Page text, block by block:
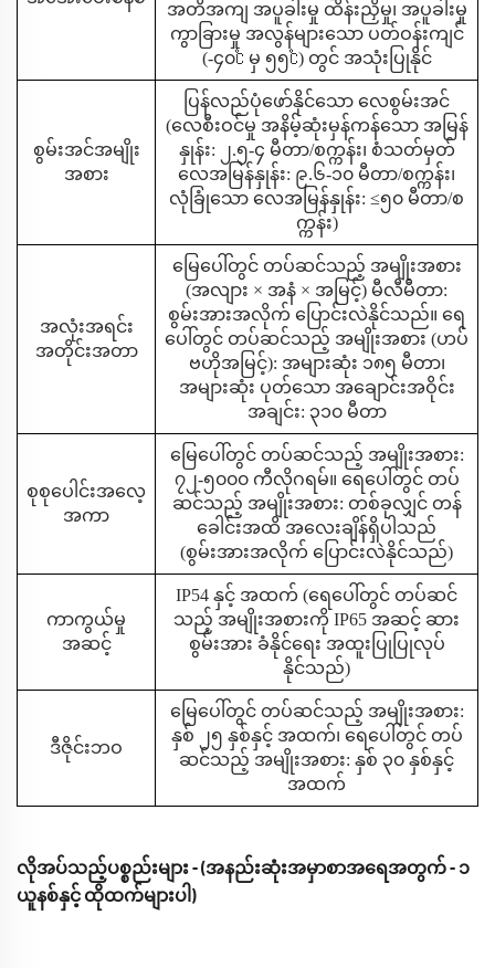
အတိအကျ အပူခါးမှု ထိန်းညှိမှု၊ အပူခါးမှု
ကွာခြားမှု အလွန်များသော ပတ်ဝန်းကျင်
(-၄၀℃ မှ ၅၅℃) တွင် အသုံးပြုနိုင်
စွမ်းအင်အမျိုး
အစား
ပြန်လည်ပုံဖော်နိုင်သော လေစွမ်းအင်
(လေစီးဝင်မှု အနိမ့်ဆုံးမှန်ကန်သော အမြန်
နှုန်း: ၂.၅-၄ မီတာ/စက္ကန်း၊ စံသတ်မှတ်
လေအမြန်နှုန်း: ၉.၆-၁၀ မီတာ/စက္ကန်း၊
လုံခြုံသော လေအမြန်နှုန်း: ≤၅၀ မီတာ/စ
က္ကန်း)
အလုံးအရင်း
အတိုင်းအတာ
မြေပေါ်တွင် တပ်ဆင်သည့် အမျိုးအစား
(အလျား × အနံ × အမြင့်) မီလီမီတာ:
စွမ်းအားအလိုက် ပြောင်းလဲနိုင်သည်။ ရေ
ပေါ်တွင် တပ်ဆင်သည့် အမျိုးအစား (ဟပ်
ဗဟိုအမြင့်): အများဆုံး ၁၈၅ မီတာ၊
အများဆုံး ပုတ်သော အချောင်းအဝိုင်း
အချင်း: ၃၁၀ မီတာ
စုစုပေါင်းအလေ့
အကာ
မြေပေါ်တွင် တပ်ဆင်သည့် အမျိုးအစား:
၇၂-၅၀၀၀ ကီလိုဂရမ်။ ရေပေါ်တွင် တပ်
ဆင်သည့် အမျိုးအစား: တစ်ခုလျှင် တန်
ခေါင်းအထိ အလေးချိန်ရှိပါသည်
(စွမ်းအားအလိုက် ပြောင်းလဲနိုင်သည်)
ကာကွယ်မှု
အဆင့်
IP54 နှင့် အထက် (ရေပေါ်တွင် တပ်ဆင်
သည့် အမျိုးအစားကို IP65 အဆင့် ဆား
စွမ်းအား ခံနိုင်ရေး အထူးပြုပြုလုပ်
နိုင်သည်)
ဒီဇိုင်းဘဝ
မြေပေါ်တွင် တပ်ဆင်သည့် အမျိုးအစား:
နှစ် ၂၅ နှစ်နှင့် အထက်၊ ရေပေါ်တွင် တပ်
ဆင်သည့် အမျိုးအစား: နှစ် ၃၀ နှစ်နှင့်
အထက်
လိုအပ်သည့်ပစ္စည်းများ - (အနည်းဆုံးအမှာစာအရေအတွက် - ၁
ယူနစ်နှင့် ထိုထက်များပါ)